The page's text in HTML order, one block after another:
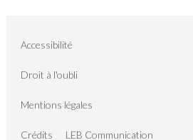
Accessibilité
Droit à l'oubli
Mentions légales
Crédits LEB Communication